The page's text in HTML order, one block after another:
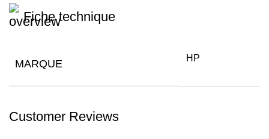
Fiche technique
MARQUE HP
Customer Reviews